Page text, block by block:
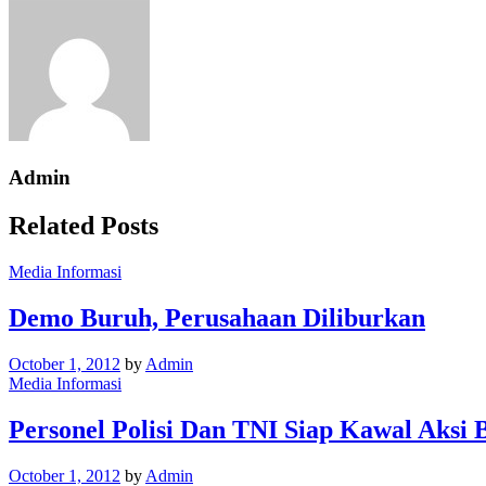
Admin
Related Posts
Media Informasi
Demo Buruh, Perusahaan Diliburkan
October 1, 2012 by Admin
Media Informasi
Personel Polisi Dan TNI Siap Kawal Aksi
October 1, 2012 by Admin